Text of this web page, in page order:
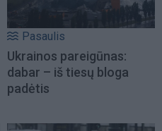
Pasaulis
Ukrainos pareigūnas:
dabar – iš tiesų bloga
padėtis